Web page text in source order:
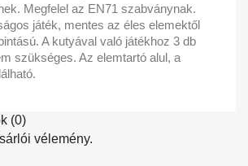
Megfelel az EN71 szabványnak.
játék, mentes az éles elemektől
A kutyával való játékhoz 3 db
szükséges. Az elemtartó alul, a
(0)
vélemény.